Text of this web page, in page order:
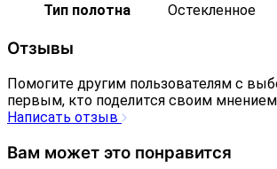
Тип полотна
Остекленное
Отзывы
Помогите другим пользователям с
первым, кто поделится своим
Написать отзыв
Вам может это понравится